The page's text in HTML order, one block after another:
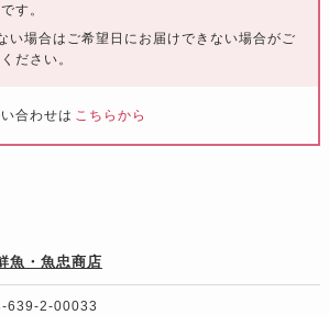
す。
い場合はご希望日にお届けできない場合がご
ださい。
合わせは こちらから
魚・魚忠商店
639-2-00033